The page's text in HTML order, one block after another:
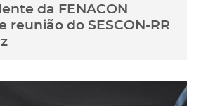
da FENACON
reunião do SESCON-RR